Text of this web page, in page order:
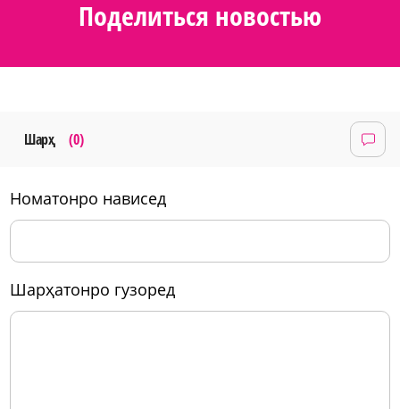
Поделиться новостью
Шарҳ (0)
номатонро нависед
шарҳатонро гузоред